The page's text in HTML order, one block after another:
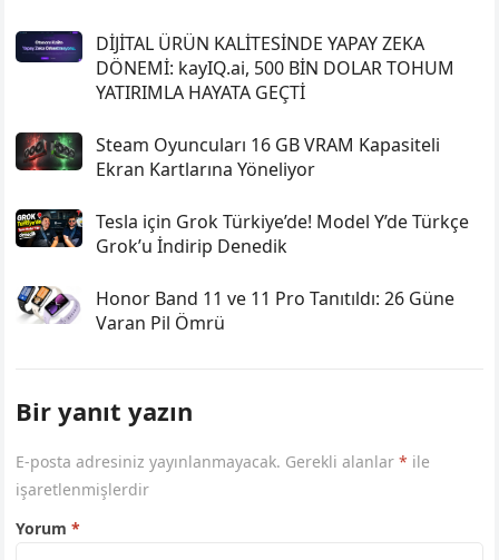
DİJİTAL ÜRÜN KALİTESİNDE YAPAY ZEKA
DÖNEMİ: kayIQ.ai, 500 BİN DOLAR TOHUM
YATIRIMLA HAYATA GEÇTİ
Steam Oyuncuları 16 GB VRAM Kapasiteli
Ekran Kartlarına Yöneliyor
Tesla için Grok Türkiye’de! Model Y’de Türkçe
Grok’u İndirip Denedik
Honor Band 11 ve 11 Pro Tanıtıldı: 26 Güne
Varan Pil Ömrü
Bir yanıt yazın
E-posta adresiniz yayınlanmayacak. Gerekli alanlar* ile
işaretlenmişlerdir
Yorum*